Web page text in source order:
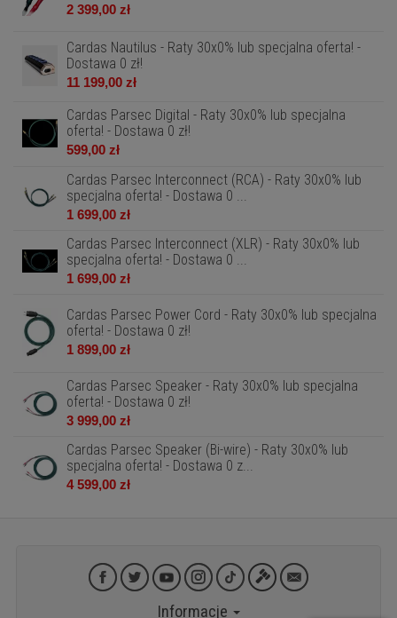
2 399,00 zł
Cardas Nautilus - Raty 30x0% lub specjalna oferta! -
Dostawa 0 zł!
11 199,00 zł
Cardas Parsec Digital - Raty 30x0% lub specjalna
oferta! - Dostawa 0 zł!
599,00 zł
Cardas Parsec Interconnect (RCA) - Raty 30x0% lub
specjalna oferta! - Dostawa 0 ...
1 699,00 zł
Cardas Parsec Interconnect (XLR) - Raty 30x0% lub
specjalna oferta! - Dostawa 0 ...
1 699,00 zł
Cardas Parsec Power Cord - Raty 30x0% lub specjalna
oferta! - Dostawa 0 zł!
1 899,00 zł
Cardas Parsec Speaker - Raty 30x0% lub specjalna
oferta! - Dostawa 0 zł!
3 999,00 zł
Cardas Parsec Speaker (Bi-wire) - Raty 30x0% lub
specjalna oferta! - Dostawa 0 z...
4 599,00 zł
Informacje